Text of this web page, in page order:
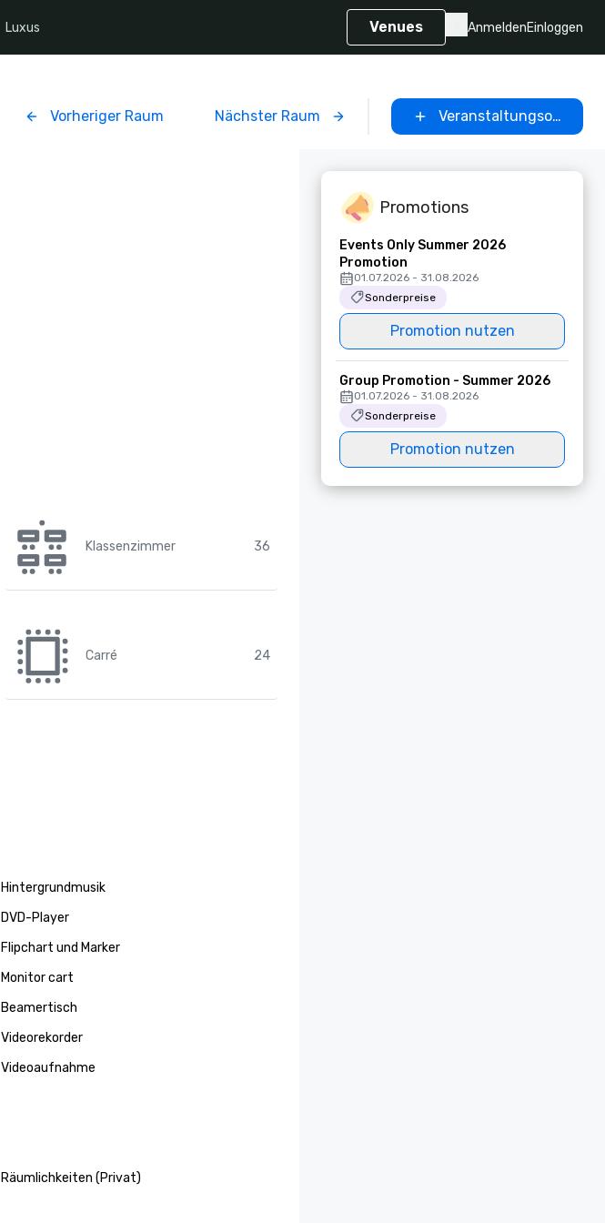
Luxus Venues AnmeldenEinloggen
Vorheriger Raum Nächster Raum Veranstaltungsort
Klassenzimmer 36
Carré 24
Hintergrundmusik
DVD-Player
Flipchart und Marker
Monitor cart
Beamertisch
Videorekorder
Videoaufnahme
Räumlichkeiten (Privat)
Promotions
Events Only Summer 2026
Promotion
01.07.2026 - 31.08.2026
Sonderpreise
Promotion nutzen
Group Promotion - Summer 2026
01.07.2026 - 31.08.2026
Sonderpreise
Promotion nutzen